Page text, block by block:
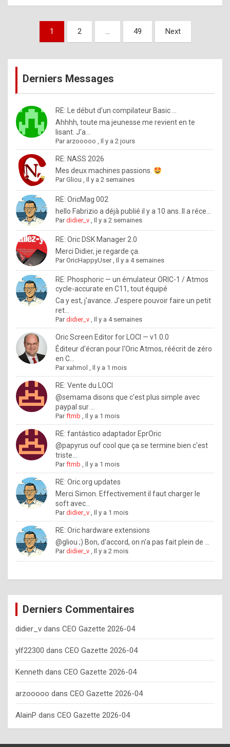
x
a
%
m
a
d
b
y
o
l
e
x
.
I
f
y
o
u
w
a
n
t
o
n
o
w
h
o
w
o
e
y
o
u
s
h
o
Pagination
publications
1 2 … 49 Next
Derniers Messages
RE: Le début d'un compilateur Basic ...
Ahhhh, toute ma jeunesse me revient en te
lisant. J'a...
Par arzooooo ,Il y a 2 jours
RE: NASS 2026
Mes deux machines passions.
ParGliou ,Il y a 2 semaines
RE: OricMag 002
hello Fabrizio a déjà publié il y a 10 ans. Il a réce...
Pardidier_v ,Il y a 2 semaines
RE: Oric DSK Manager 2.0
Merci Didier, je regarde ça.
ParOricHappyUser,Il y a 4 semaines
RE: Phosphoric — un émulateur ORIC-1 / Atmos
cycle-accurate en C11, tout équipé
Ca y est, j'avance. J'espere pouvoir faire un petit
ret...
Pardidier_v ,Il y a 4 semaines
Oric Screen Editor for LOCI — v1.0.0
Éditeur d'écran pour l'Oric Atmos, réécrit de zéro
en C...
Parxahmol ,Il y a 1 mois
RE: Vente du LOCI
@semama disons que c'est plus simple avec
paypal sur ...
Parftmb ,Il y a 1 mois
RE: fantástico adaptador EprOric
@papyrus ouf cool que ça se termine bien c'est
triste...
Parftmb ,Il y a 1 mois
RE: Oric.org updates
Merci Simon. Effectivement il faut charger le
soft avec...
Pardidier_v ,Il y a 1 mois
RE: Oric hardware extensions
@gliou ;) Bon, d'accord, on n'a pas fait plein de ...
Pardidier_v ,Il y a 2 mois
Derniers Commentaires
didier_v dans CEO Gazette 2026-04
ylf22300 dans CEO Gazette 2026-04
Kenneth dans CEO Gazette 2026-04
arzooooo dans CEO Gazette 2026-04
AlainP dans CEO Gazette 2026-04